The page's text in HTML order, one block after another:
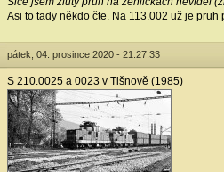
Asi to tady někdo čte. Na 113.002 už je
pátek, 04. prosince 2020 - 21:27:33
S 210.0025 a 0023 v Tišnově (1985)